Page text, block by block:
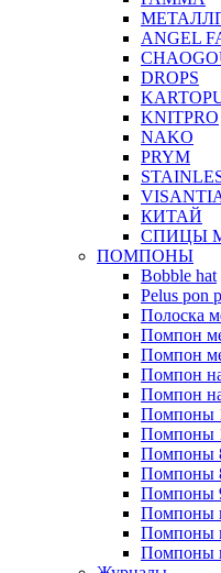
ANGEL
DROPS
KNITPRO
NAKO
PRYM
КИТАЙ
СПИЦЫ
ПОМПОНЫ
Bobble hat
Pelus pon
Полоска
Помпон
Помпон
Помпон
Помпон
Помпоны
Помпоны
Помпоны
Помпоны
Помпоны
Помпоны
Помпоны
Помпоны